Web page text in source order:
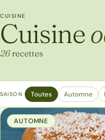
CUISINE
Cuisine
26recettes
SAISON Toutes Automne
AUTOMNE